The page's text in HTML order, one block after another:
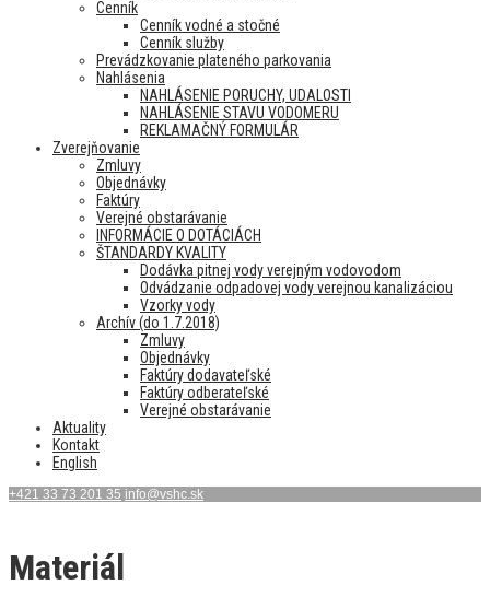
Cenník
Cenník vodné a stočné
Cenník služby
Prevádzkovanie plateného parkovania
Nahlásenia
NAHLÁSENIE PORUCHY, UDALOSTI
NAHLÁSENIE STAVU VODOMERU
REKLAMAČNÝ FORMULÁR
Zverejňovanie
Zmluvy
Objednávky
Faktúry
Verejné obstarávanie
INFORMÁCIE O DOTÁCIÁCH
ŠTANDARDY KVALITY
Dodávka pitnej vody verejným vodovodom
Odvádzanie odpadovej vody verejnou kanalizáciou
Vzorky vody
Archív (do 1.7.2018)
Zmluvy
Objednávky
Faktúry dodavateľské
Faktúry odberateľské
Verejné obstarávanie
Aktuality
Kontakt
English
+421 33 73 201 35 info@vshc.sk
Materiál